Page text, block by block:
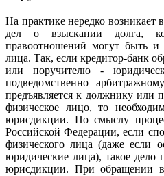
На практике нередко возникает
дел о взыскании долга,
правоотношений могут быть и
лица. Так, если кредитор-банк
или поручителю -
подведомственно
предъявляется к должнику или
физическое лицо, то
юрисдикции. По смыслу
Российской Федерации, если
физического лица (даже если
юридические лица), такое дело
юрисдикции. При обращении в